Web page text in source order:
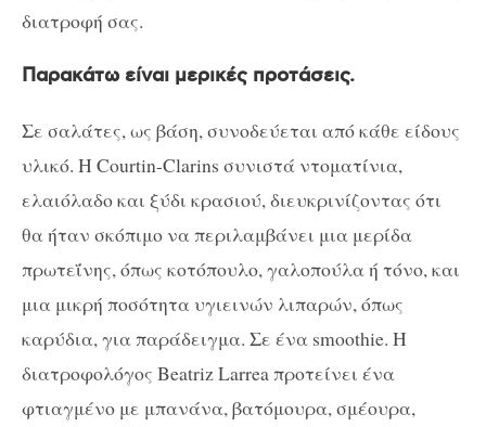
διατροφή σας.
Παρακάτω είναι μερικές προτάσεις.
Σε σαλάτες, ως βάση, συνοδεύεται από κάθε είδους
υλικό. Η Courtin-Clarins συνιστά ντοματίνια,
ελαιόλαδο και ξύδι κρασιού, διευκρινίζοντας ότι
θα ήταν σκόπιμο να περιλαμβάνει μια μερίδα
πρωτεΐνης, όπως κοτόπουλο, γαλοπούλα ή τόνο, και
μια μικρή ποσότητα υγιεινών λιπαρών, όπως
καρύδια, για παράδειγμα. Σε ένα smoothie. Η
διατροφολόγος Beatriz Larrea προτείνει ένα
φτιαγμένο με μπανάνα, βατόμουρα, σμέουρα,